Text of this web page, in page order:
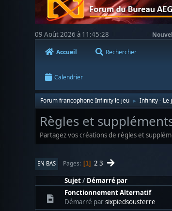
09 Août 2026 à 11:45:28
Accueil
Rechercher
Calendrier
Forum francophone Infinity le jeu ► Infinity - Le
Règles et
Partagez vos créations de règles et
EN BAS Pages 1 2 3
Sujet/ Démarré par
Fonctionnement Alternatif
Démarré parsixpiedsousterre